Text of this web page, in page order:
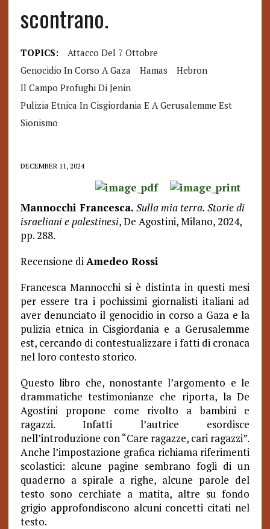
scontrano.
TOPICS:
Attacco Del 7 Ottobre
Genocidio In Corso A Gaza
Hamas
Hebron
Il Campo Profughi Di Jenin
Pulizia Etnica In Cisgiordania E A Gerusalemme Est
Sionismo
DECEMBER 11, 2024
Mannocchi Francesca. Sulla mia terra. Storie di
israeliani e palestinesi, De Agostini, Milano, 2024,
pp. 288.
Recensione diAmedeo Rossi
Francesca Mannocchi si è distinta in questi mesi
per essere tra i pochissimi giornalisti italiani ad
aver denunciato il genocidio in corso a Gaza e la
pulizia etnica in Cisgiordania e a Gerusalemme
est, cercando di contestualizzare i fatti di cronaca
nel loro contesto storico.
Questo libro che, nonostante l’argomento e le
drammatiche testimonianze che riporta, la De
Agostini propone come rivolto a bambini e
ragazzi. Infatti l’autrice esordisce
nell’introduzione con “Care ragazze, cari ragazzi”.
Anche l’impostazione grafica richiama riferimenti
scolastici: alcune pagine sembrano fogli di un
quaderno a spirale a righe, alcune parole del
testo sono cerchiate a matita, altre su fondo
grigio approfondiscono alcuni concetti citati nel
testo.